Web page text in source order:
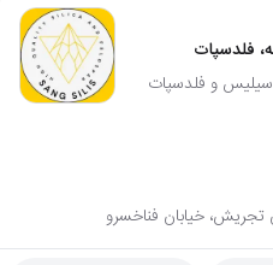
فلدسپات
و فلدسپات